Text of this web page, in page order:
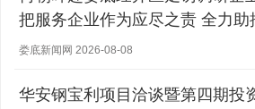
把服务企业作为应尽之责 全力助
营主体稳健发展
娄底新闻网 2026-08-08
华安钢宝利项目洽谈暨第四期投